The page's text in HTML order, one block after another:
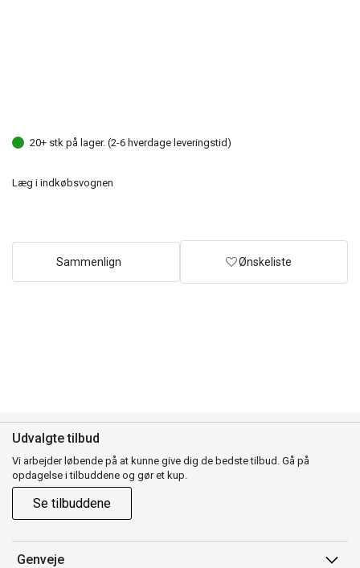
20+ stk på lager. (2-6 hverdage leveringstid)
Læg i indkøbsvognen
Sammenlign Ønskeliste
Udvalgte tilbud
Vi arbejder løbende på at kunne give dig de bedste tilbud. Gå på
opdagelse i tilbuddene og gør et kup.
Se tilbuddene
Genveje